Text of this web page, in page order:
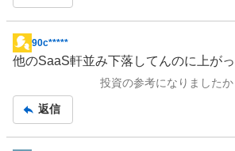
掲
示
事
90c*****
他のSaaS軒並み下落してんのに上が
投資の参考になりましたか
返信